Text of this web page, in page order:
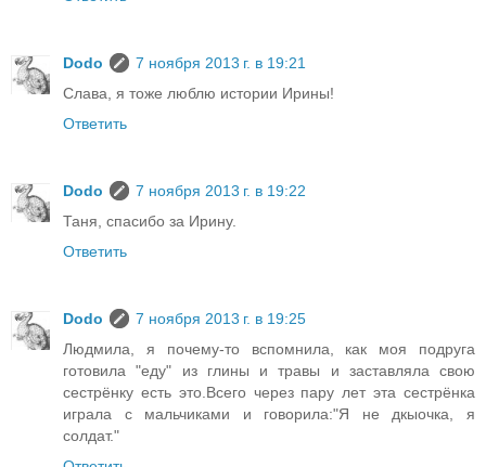
Dodo
7 ноября 2013 г. в 19:21
Слава, я тоже люблю истории Ирины!
Ответить
Dodo
7 ноября 2013 г. в 19:22
Таня, спасибо за Ирину.
Ответить
Dodo
7 ноября 2013 г. в 19:25
Людмила, я почему-то вспомнила, как моя подруга
готовила "еду" из глины и травы и заставляла свою
сестрёнку есть это.Всего через пару лет эта сестрёнка
играла с мальчиками и говорила:"Я не дкыочка, я
солдат."